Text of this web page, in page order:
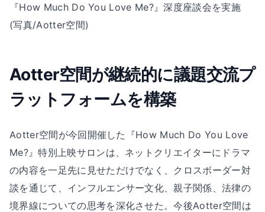
『How Much Do You Love Me?』深度座談会を実施
(写真/Aotter空間)
Aotter空間が継続的に議題交流プ
ラットフォームを構築
Aotter空間が今回開催した『How Much Do You Love
Me?』特別上映サロンは、ネットクリエイターにドラマ
の内容を一足先に見せただけでなく、クロスボーダー対
談を通じて、インフルエンサー文化、親子関係、法律の
境界線についての思考を深化させた。今後Aotter空間は